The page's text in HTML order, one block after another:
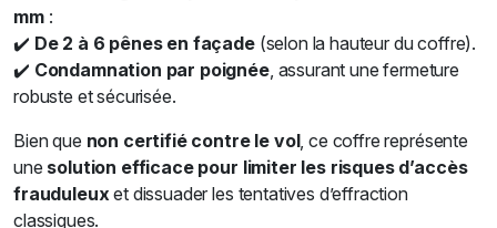
mm:
✔️ De 2 à 6 pênes en façade(selon la hauteur du coffre).
✔️ Condamnation par poignée, assurant une fermeture
robuste et sécurisée.
Bien que non certifié contre le vol, ce coffre représente
une solution efficace pour limiter les risques d’accès
frauduleux et dissuader les tentatives d’effraction
classiques.